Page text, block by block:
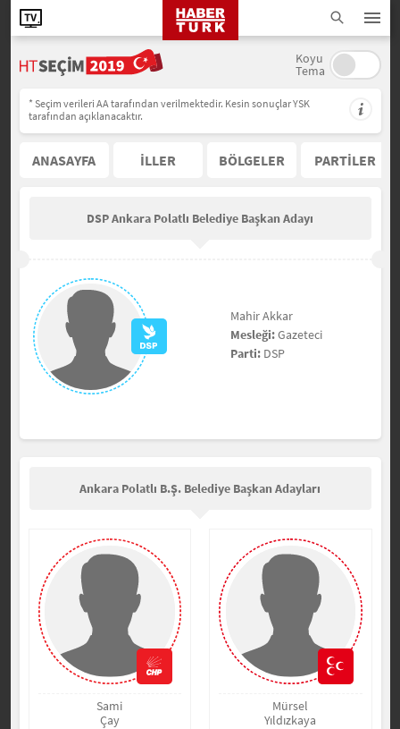
Koyu
Tema
* Seçim verileri AA tarafından verilmektedir. Kesin sonuçlar YSK
tarafından açıklanacaktır.
ANASAYFA İLLER BÖLGELER PARTİLER
DSP Ankara Polatlı Belediye Başkan Adayı
Mahir Akkar
Mesleği:Gazeteci
Parti:DSP
Ankara Polatlı B.Ş. Belediye Başkan Adayları
Sami
Çay
Mürsel
Yıldızkaya